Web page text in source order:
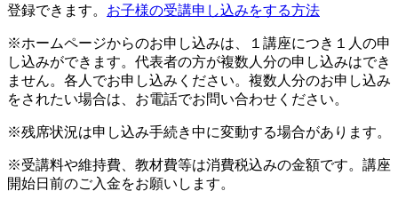
登録できます。 お子様の受講申し込みをする方法
※ホームページからのお申し込みは、１講座につき１人の申
し込みができます。代表者の方が複数人分の申し込みはでき
ません。各人でお申し込みください。複数人分のお申し込み
をされたい場合は、お電話でお問い合わせください。
※残席状況は申し込み手続き中に変動する場合があります。
※受講料や維持費、教材費等は消費税込みの金額です。講座
開始日前のご入金をお願いします。